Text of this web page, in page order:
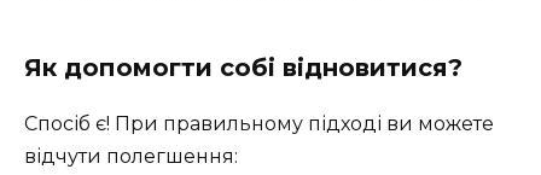
Як допомогти собі відновитися?
Спосіб є! При правильному підході ви можете
відчути полегшення: